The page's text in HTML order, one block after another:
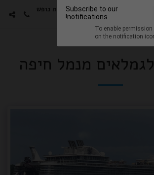
Subscribe to our
notifications!
To enable
on the notification
סטורי הפקות -גימלאים חבילות נופש
עם האמנים האהובים
מנמל חיפה